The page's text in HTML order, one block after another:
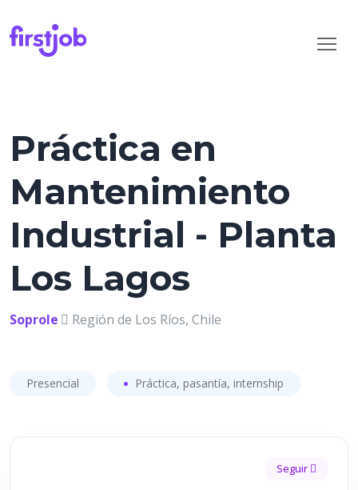
Práctica en
Mantenimiento
Industrial - Planta
Los Lagos
Soprole Región de Los Ríos, Chile
Presencial Práctica, pasantía, internship
Seguir